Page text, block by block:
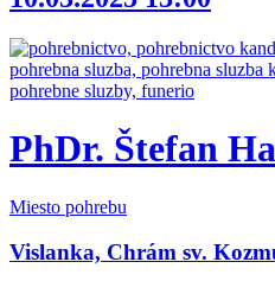
PhDr. Štefan
Miesto pohrebu
Vislanka, Chrám sv.